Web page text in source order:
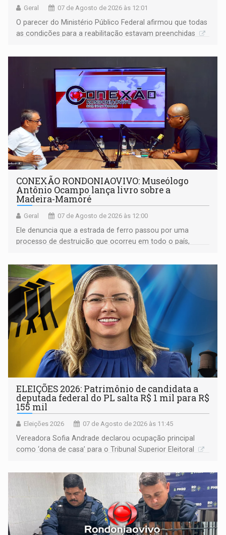
Geral 07 de Agosto de 2026 às 12:01
O parecer do Ministério Público Federal afirmou que todas
as condições para a reabilitação estavam preenchidas
CONEXÃO RONDONIAOVIVO: Museólogo
Antônio Ocampo lança livro sobre a
Madeira-Mamoré
Geral 07 de Agosto de 2026 às 12:00
Ele denuncia que a estrada de ferro passou por uma
processo de destruição que ocorreu em todo o país,
ELEIÇÕES 2026: Patrimônio de candidata a
deputada federal do PL salta R$ 1 mil para R$
155 mil
Eleições 2026 07 de Agosto de 2026 às 11:45
Vereadora Sofia Andrade declarou ocupação principal
como ‘dona de casa’ para o Tribunal Superior Eleitoral